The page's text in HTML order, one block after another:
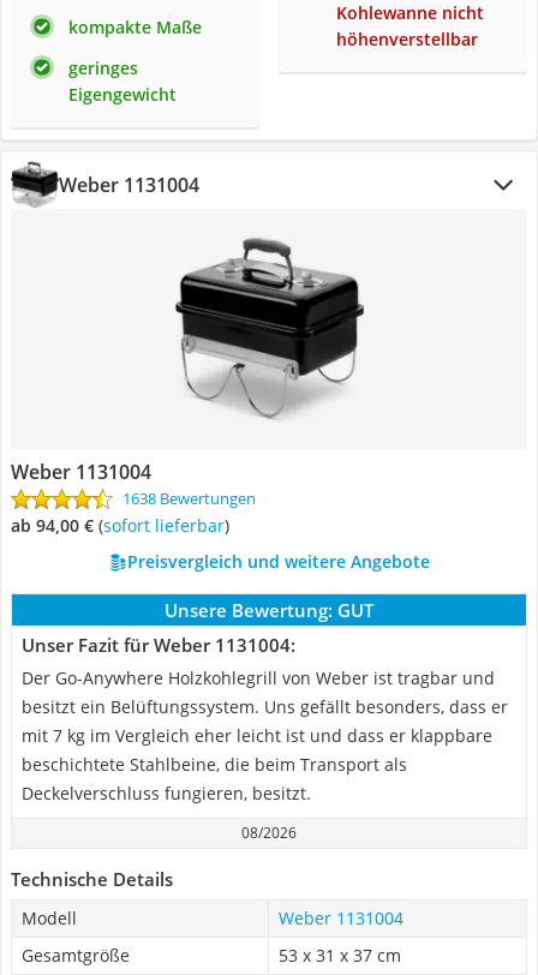
kompakte Maße
geringes
Eigengewicht
Kohlewanne nicht
höhenverstellbar
Weber 1131004
Weber 1131004
1638 Bewertungen
ab 94,00 € ( Sofort lieferbar)
Preisvergleich und weitere Angebote
Unsere Bewertung: GUT
Unser Fazit für Weber 1131004:
Der Go-Anywhere Holzkohlegrill von Weber ist tragbar und
besitzt ein Belüftungssystem. Uns gefällt besonders, dass er
mit 7 kg im Vergleich eher leicht ist und dass er klappbare
beschichtete Stahlbeine, die beim Transport als
Deckelverschluss fungieren, besitzt.
08/2026
Technische Details
Modell
Weber 1131004
Gesamtgröße
53 x 31 x 37 cm